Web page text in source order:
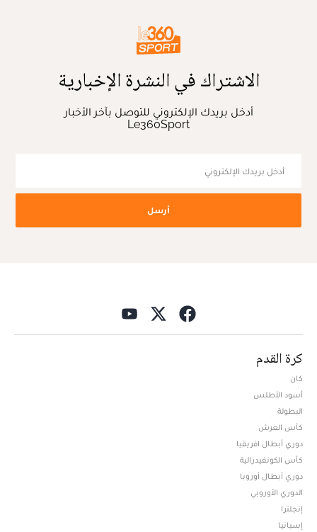
الاشتراك في النشرة الإخبارية
أدخل بريدك الإلكتروني للتوصل بآخر الأخبار
Le360Sport
أرسل
كرة القدم
كان
أسود الأطلس
البطولة
كأس العرش
دوري أبطال افريقيا
كأس الكونفيدرالية
دوري أبطال أوروبا
الدوري الأوروبي
إنجلترا
إسبانيا